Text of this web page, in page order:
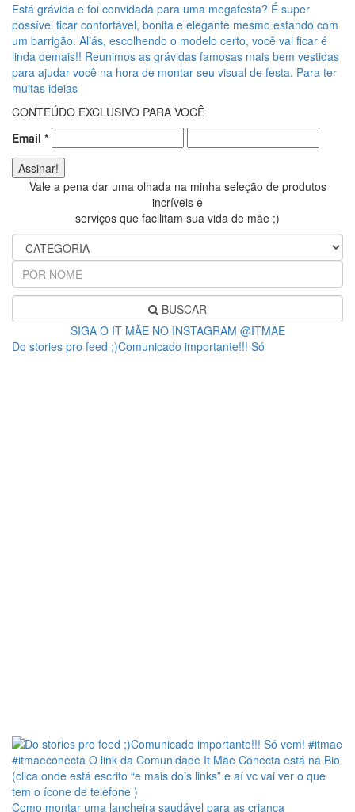
Está grávida e foi convidada para uma megafesta? É super
possível ficar confortável, bonita e elegante mesmo estando com
um barrigão. Aliás, escolhendo o modelo certo, você vai ficar é
linda demais!! Reunimos as grávidas famosas mais bem vestidas
para ajudar você na hora de montar seu visual de festa. Para ter
muitas ideias
CONTEÚDO EXCLUSIVO PARA VOCÊ
Email *
Vale a pena dar uma olhada na minha seleção de produtos
incríveis e
serviços que facilitam sua vida de mãe ;)
BUSCAR
SIGA O IT MÃE NO INSTAGRAM @ITMAE
Do stories pro feed ;)Comunicado importante!!! Só
Como montar uma lancheira saudável para as criança